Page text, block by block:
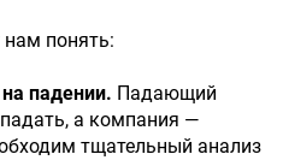
понять:
падении. Падающий
а компания —
тщательный анализ